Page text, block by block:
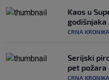
Kaos u
godišnjaka
CRNA KRONIKA
Serijski
pet požara
CRNA KRONIKA